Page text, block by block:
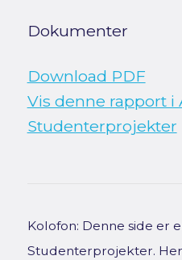
Dokumenter
Download PDF
Vis denne rapport i
Studenterprojekter
Kolofon: Denne side er
Studenterprojekter.